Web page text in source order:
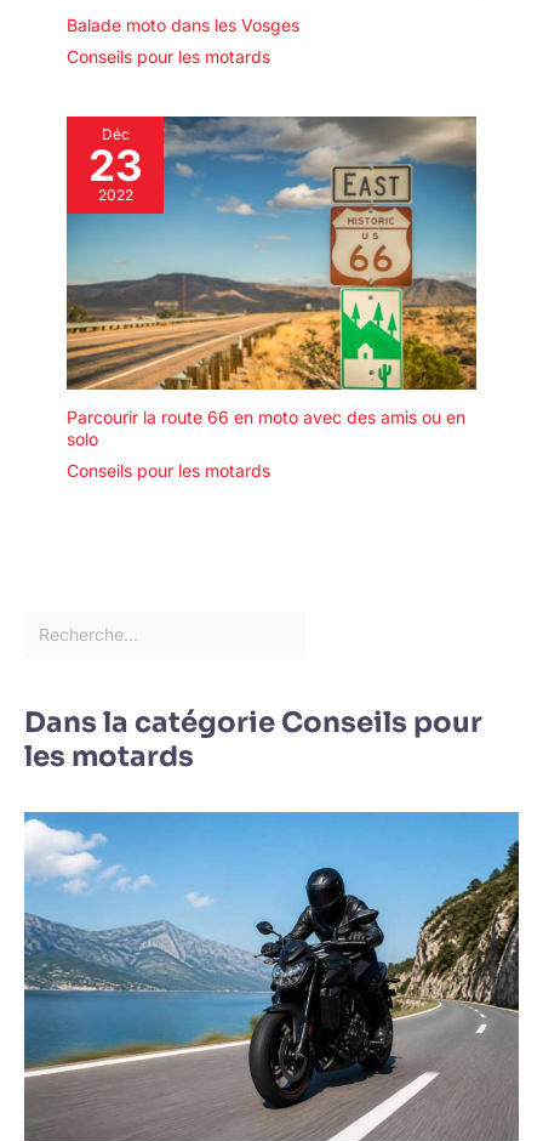
Balade moto dans les Vosges
Conseils pour les motards
Déc
23
2022
Parcourir la route 66 en moto avec des amis ou en
solo
Conseils pour les motards
Dans la catégorie Conseils pour
les motards